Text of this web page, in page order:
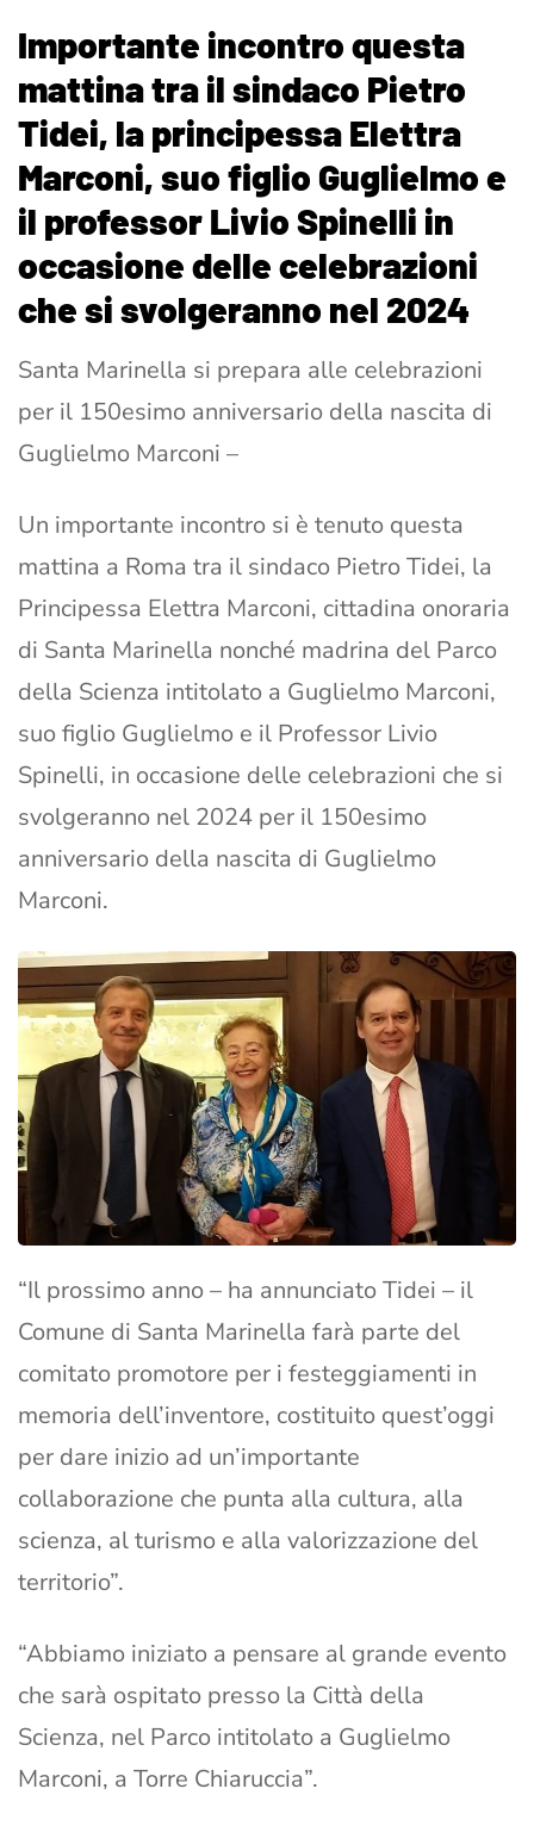
Importante incontro questa
mattina tra il sindaco Pietro
Tidei, la principessa Elettra
Marconi, suo figlio Guglielmo e
il professor Livio Spinelli in
occasione delle celebrazioni
che si svolgeranno nel 2024
Santa Marinella si prepara alle celebrazioni
per il 150esimo anniversario della nascita di
Guglielmo Marconi –
Un importante incontro si è tenuto questa
mattina a Roma tra il sindaco Pietro Tidei, la
Principessa Elettra Marconi, cittadina onoraria
di Santa Marinella nonché madrina del Parco
della Scienza intitolato a Guglielmo Marconi,
suo figlio Guglielmo e il Professor Livio
Spinelli, in occasione delle celebrazioni che si
svolgeranno nel 2024 per il 150esimo
anniversario della nascita di Guglielmo
Marconi.
“Il prossimo anno – ha annunciato Tidei – il
Comune di Santa Marinella farà parte del
comitato promotore per i festeggiamenti in
memoria dell’inventore, costituito quest’oggi
per dare inizio ad un’importante
collaborazione che punta alla cultura, alla
scienza, al turismo e alla valorizzazione del
territorio”.
“Abbiamo iniziato a pensare al grande evento
che sarà ospitato presso la Città della
Scienza, nel Parco intitolato a Guglielmo
Marconi, a Torre Chiaruccia”.